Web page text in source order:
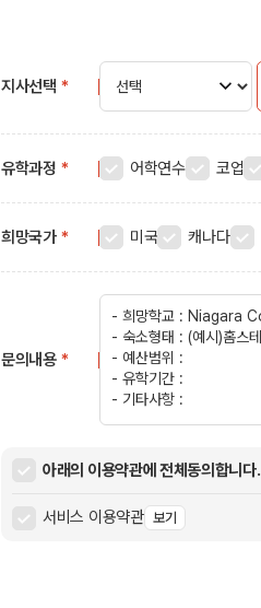
지사선택 *
유학과정 * 어학연수 코업
희망국가 * 미국 캐나다
문의내용 *
아래의 이용약관에 전체동의합니다.
서비스 이용약관 보기